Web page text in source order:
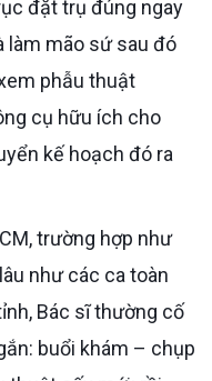
đặt trụ đúng ngay
làm mão sứ sau đó
phẫu thuật
cụ hữu ích cho
kế hoạch đó ra
như các ca toàn
Bác sĩ thường cố
buổi khám – chụp